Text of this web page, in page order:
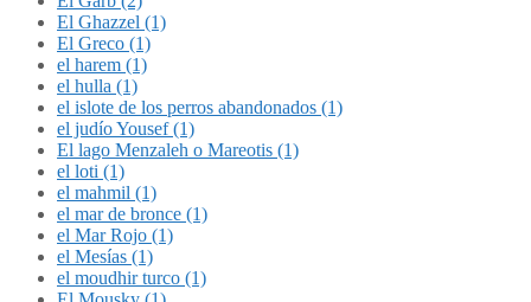
El Ghazzel (1)
El Greco (1)
el harem (1)
el hulla (1)
el islote de los perros abandonados (1)
el judío Yousef (1)
El lago Menzaleh o Mareotis (1)
el loti (1)
el mahmil (1)
el mar de bronce (1)
el Mar Rojo (1)
el Mesías (1)
el moudhir turco (1)